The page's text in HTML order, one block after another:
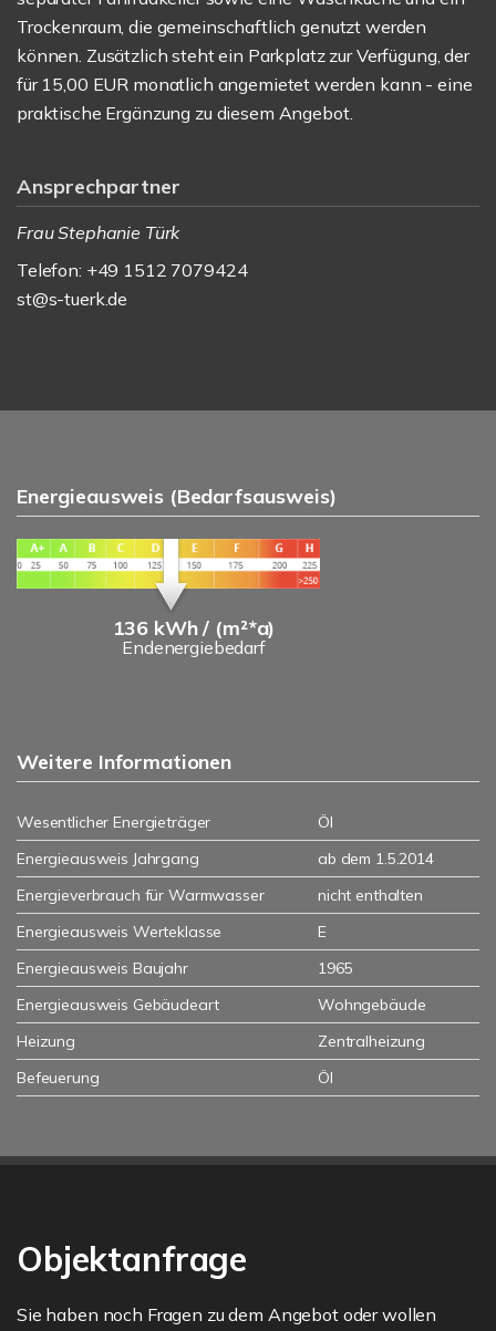
Trockenraum, die gemeinschaftlich genutzt werden
können. Zusätzlich steht ein Parkplatz zur Verfügung, der
für 15,00 EUR monatlich angemietet werden kann - eine
praktische Ergänzung zu diesem Angebot.
Ansprechpartner
Frau Stephanie Türk
Telefon: +49 1512 7079424
st@s-tuerk.de
Energieausweis (Bedarfsausweis)
136 kWh / (m²*a)
Endenergiebedarf
Weitere Informationen
Wesentlicher Energieträger
Öl
Energieausweis Jahrgang
ab dem 1.5.2014
Energieverbrauch für Warmwasser
nicht enthalten
Energieausweis Werteklasse
E
Energieausweis Baujahr
1965
Energieausweis Gebäudeart
Wohngebäude
Heizung
Zentralheizung
Befeuerung
Öl
Objektanfrage
Sie haben noch Fragen zu dem Angebot oder wollen